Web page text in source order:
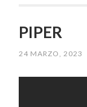
PIPER
24 MARZO, 2023